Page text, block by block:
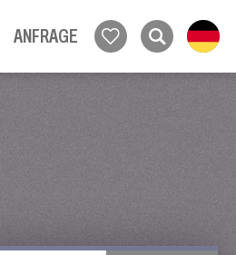
ANFRAGE